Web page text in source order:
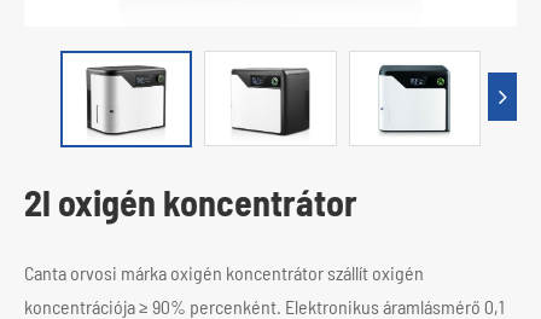
2l oxigén koncentrátor
Canta orvosi márka oxigén koncentrátor szállít oxigén
koncentrációja ≥ 90% percenként. Elektronikus áramlásmérő 0,1